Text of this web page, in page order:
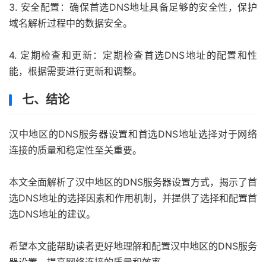
3. 安全配置：确保首选DNS地址具备足够的安全性，保护
域名解析过程中的数据安全。
4. 定期检查和更新：定期检查首选DNS地址的配置和性
能，根据需要进行更新和调整。
七、结论
汉中地区的DNS服务器设置和首选DNS地址选择对于网络
连接的质量和稳定性至关重要。
本文全面解析了汉中地区的DNS服务器设置方式，揭示了首
选DNS地址的选择因素和作用机制，并提供了选择和配置首
选DNS地址的建议。
希望本文能帮助读者更好地理解和配置汉中地区的DNS服务